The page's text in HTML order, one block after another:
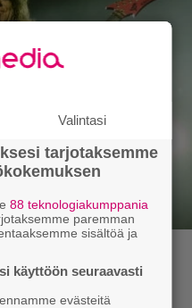
-mies Kai
maistiaisen
Valintasi
tarjotaksemme
88 teknologiakumppania
paremman
sisältöä ja
käyttöön seuraavasti
evästeitä